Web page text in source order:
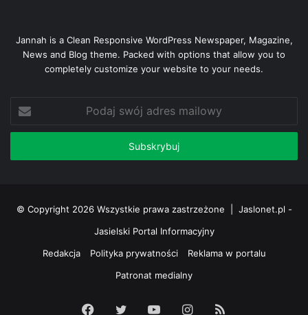
Jannah is a Clean Responsive WordPress Newspaper, Magazine,
News and Blog theme. Packed with options that allow you to
completely customize your website to your needs.
swój
adres
© Copyright 2026 Wszystkie prawa zastrzeżone | Jaslonet.pl -
Jasielski Portal Informacyjny
Redakcja
Polityka prywatności
Reklama w portalu
Patronat medialny
Facebook
Twitter YouTubeInstagram